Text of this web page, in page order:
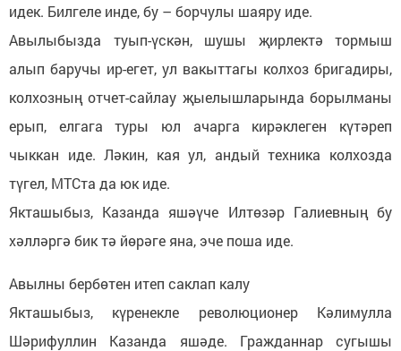
идек. Билгеле инде, бу – борчулы шаяру иде.
Авылыбызда туып-үскән, шушы җирлектә тормыш
алып баручы ир-егет, ул вакыттагы колхоз бригадиры,
колхозның отчет-сайлау җыелышларында борылманы
ерып, елгага туры юл ачарга кирәклеген күтәреп
чыккан иде. Ләкин, кая ул, андый техника колхозда
түгел, МТСта да юк иде.
Якташыбыз, Казанда яшәүче Илтөзәр Галиевның бу
хәлләргә бик тә йөрәге яна, эче поша иде.
Авылны бербөтен итеп саклап калу
Якташыбыз, күренекле революционер Кәлимулла
Шәрифуллин Казанда яшәде. Гражданнар сугышы